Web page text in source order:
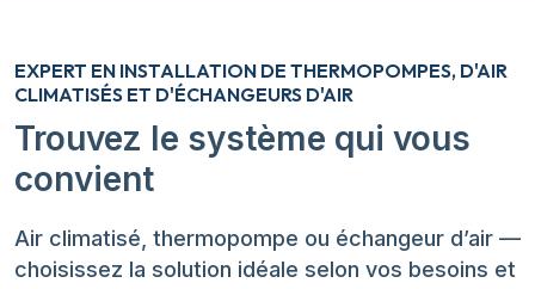
EXPERT EN INSTALLATION DE THERMOPOMPES, D'AIR
CLIMATISÉS ET D'ÉCHANGEURS D'AIR
Trouvez le système qui vous
convient
Air climatisé, thermopompe ou échangeur d’air —
choisissez la solution idéale selon vos besoins et